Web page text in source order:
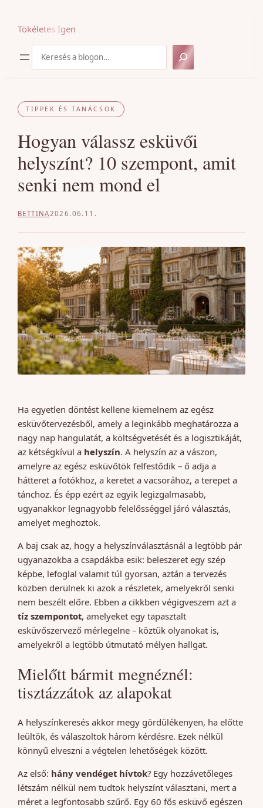
Tökéletes Igen
TIPPEK ÉS TANÁCSOK
Hogyan válassz esküvői
helyszínt? 10 szempont, amit
senki nem mond el
BETTINA2026.06.11.
Ha egyetlen döntést kellene kiemelnem az egész
esküvőtervezésből, amely a leginkább meghatározza a
nagy nap hangulatát, a költségvetését és a logisztikáját,
az kétségkívül a helyszín. A helyszín az a vászon,
amelyre az egész esküvőtök felfestődik – ő adja a
hátteret a fotókhoz, a keretet a vacsorához, a terepet a
tánchoz. És épp ezért az egyik legizgalmasabb,
ugyanakkor legnagyobb felelősséggel járó választás,
amelyet meghoztok.
A baj csak az, hogy a helyszínválasztásnál a legtöbb pár
ugyanazokba a csapdákba esik: beleszeret egy szép
képbe, lefoglal valamit túl gyorsan, aztán a tervezés
közben derülnek ki azok a részletek, amelyekről senki
nem beszélt előre. Ebben a cikkben végigveszem azt a
tíz szempontot, amelyeket egy tapasztalt
esküvőszervező mérlegelne – köztük olyanokat is,
amelyekről a legtöbb útmutató mélyen hallgat.
Mielőtt bármit megnéznél:
tisztázzátok az alapokat
A helyszínkeresés akkor megy gördülékenyen, ha előtte
leültök, és válaszoltok három kérdésre. Ezek nélkül
könnyű elveszni a végtelen lehetőségek között.
Az első: hány vendéget hívtok? Egy hozzávetőleges
létszám nélkül nem tudtok helyszínt választani, mert a
méret a legfontosabb szűrő. Egy 60 fős esküvő egészen